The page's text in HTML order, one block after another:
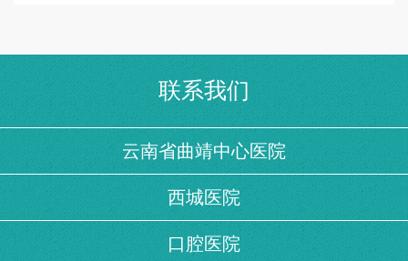
联系我们
云南省曲靖中心医院
西城医院
口腔医院